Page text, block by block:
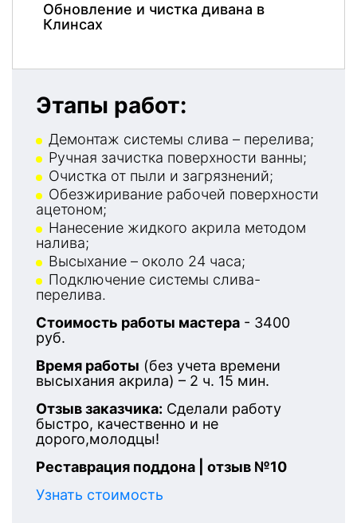
Обновление и чистка дивана в
Клинсах
Этапы работ:
Демонтаж системы слива – перелива;
Ручная зачистка поверхности ванны;
Очистка от пыли и загрязнений;
Обезжиривание рабочей поверхности
ацетоном;
Нанесение жидкого акрила методом
налива;
Высыхание – около 24 часа;
Подключение системы слива-
перелива.
Стоимость работы мастера - 3400
руб.
Время работы (без учета времени
высыхания акрила) – 2 ч. 15 мин.
Отзыв заказчика: Сделали работу
быстро, качественно и не
дорого,молодцы!
Реставрация поддона | отзыв №10
Узнать стоимость